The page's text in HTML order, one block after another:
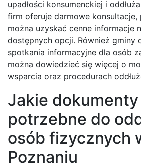
upadłości konsumenckiej i
firm oferuje darmowe
można uzyskać cenne informacje
dostępnych opcji. Również gminy
spotkania informacyjne dla osób
można dowiedzieć się więcej o
wsparcia oraz procedurach
Jakie dokumenty
potrzebne do
osób fizycznych
Poznaniu